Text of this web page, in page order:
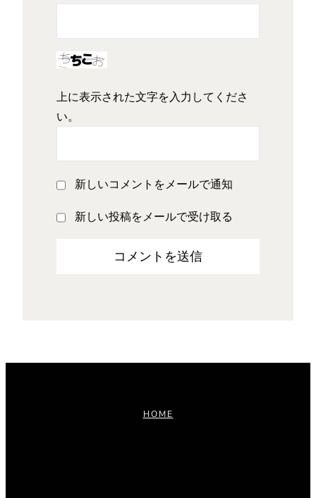
上に表示された文字を入力してくださ
い。
新しいコメントをメールで通知
新しい投稿をメールで受け取る
HOME